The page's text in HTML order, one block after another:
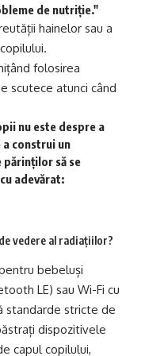
de nutriție."
hainelor sau a
folosirea
scutece atunci când
nu este despre a
a construi un
să se
adevărat:
vedere al radiațiilor?
bebeluși
LE) sau Wi-Fi cu
standarde stricte de
dispozitivele
capul copilului,